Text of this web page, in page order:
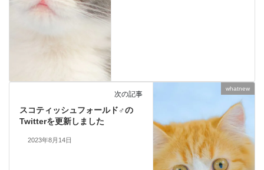
whatnew
次の記事
スコティッシュフォールド♂の
Twitterを更新しました
2023年8月14日